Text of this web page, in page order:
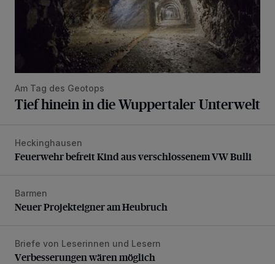
Am Tag des Geotops
Tief hinein in die Wuppertaler Unterwelt
Feuerwehr befreit Kind aus verschlossenem VW Bulli
Heckinghausen
Feuerwehr befreit Kind aus verschlossenem VW Bulli
Neuer Projekteigner am Heubruch
Barmen
Neuer Projekteigner am Heubruch
Verbesserungen wären möglich
Briefe von Leserinnen und Lesern
Verbesserungen wären möglich